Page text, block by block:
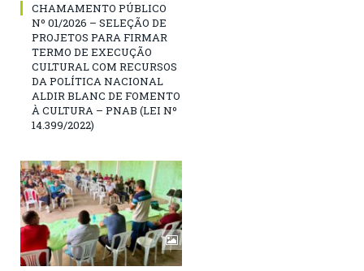
CHAMAMENTO PÚBLICO
Nº 01/2026 – SELEÇÃO DE
PROJETOS PARA FIRMAR
TERMO DE EXECUÇÃO
CULTURAL COM RECURSOS
DA POLÍTICA NACIONAL
ALDIR BLANC DE FOMENTO
À CULTURA – PNAB (LEI Nº
14.399/2022)